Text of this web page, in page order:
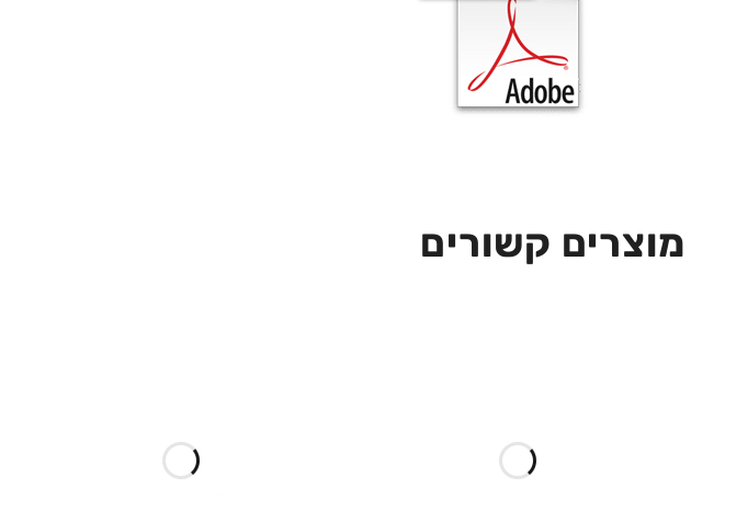
מוצרים קשורים